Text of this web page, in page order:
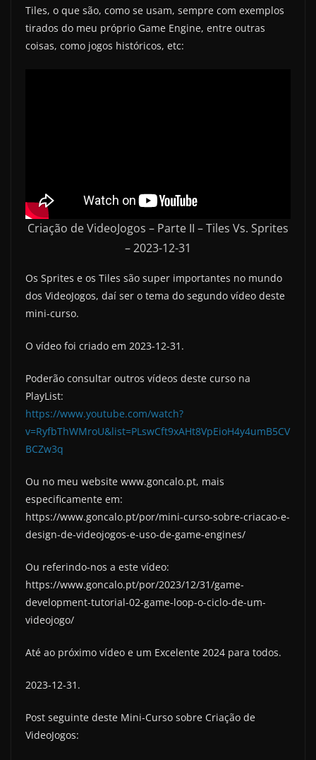
Tiles, o que são, como se usam, sempre com exemplos
tirados do meu próprio Game Engine, entre outras
coisas, como jogos históricos, etc:
Criação de VideoJogos – Parte II – Tiles Vs. Sprites
– 2023-12-31
Os Sprites e os Tiles são super importantes no mundo
dos VideoJogos, daí ser o tema do segundo vídeo deste
mini-curso.
O vídeo foi criado em 2023-12-31.
Poderão consultar outros vídeos deste curso na
PlayList:
https://www.youtube.com/watch?
v=RyfbThWMroU&list=PLswCft9xAHt8VpEioH4y4umB5CV
BCZw3q
Ou no meu website www.goncalo.pt, mais
especificamente em:
https://www.goncalo.pt/por/mini-curso-sobre-criacao-e-
design-de-videojogos-e-uso-de-game-engines/
Ou referindo-nos a este vídeo:
https://www.goncalo.pt/por/2023/12/31/game-
development-tutorial-02-game-loop-o-ciclo-de-um-
videojogo/
Até ao próximo vídeo e um Excelente 2024 para todos.
2023-12-31.
Post seguinte deste Mini-Curso sobre Criação de
VideoJogos: